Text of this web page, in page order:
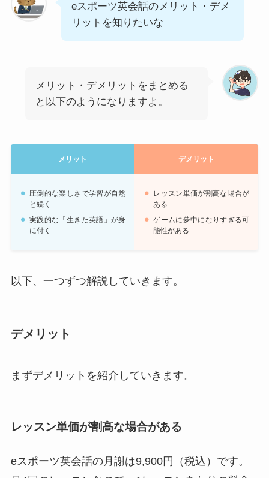
eスポーツ英会話のメリット・デメ
リットを知りたいな
メリット・デメリットをまとめる
と以下のようになりますよ。
メリット デメリット
圧倒的な楽しさで学習が自然
と続く
実践的な「生きた英語」が身
に付く
レッスン単価が割高な場合が
ある
ゲームに夢中になりすぎる可
能性がある
以下、一つずつ解説していきます。
デメリット
まずデメリットを紹介していきます。
レッスン単価が割高な場合がある
eスポーツ英会話の月謝は9,900円（税込）です。